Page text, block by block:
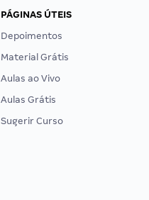
PÁGINAS ÚTEIS
Depoimentos
Material Grátis
Aulas ao Vivo
Aulas Grátis
Sugerir Curso